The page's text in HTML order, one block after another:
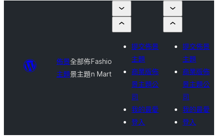
佈景
主題
全部佈
景主題
Fashio
n Mart
提交佈景
主題
商業版佈
景主題公
司
我的最愛
登入
提交佈景
主題
商業版佈
景主題公
司
我的最愛
登入